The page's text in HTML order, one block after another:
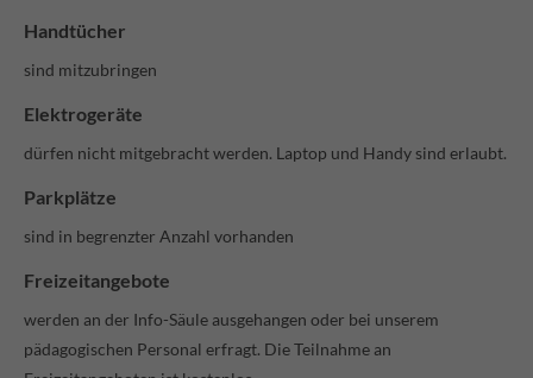
Handtücher
sind mitzubringen
Elektrogeräte
dürfen nicht mitgebracht werden. Laptop und Handy sind erlaubt.
Parkplätze
sind in begrenzter Anzahl vorhanden
Freizeitangebote
werden an der Info-Säule ausgehangen oder bei unserem
pädagogischen Personal erfragt. Die Teilnahme an